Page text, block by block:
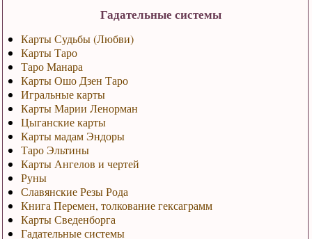
Гадательные системы
Карты Судьбы (Любви)
Карты Таро
Таро Манара
Карты Ошо Дзен Таро
Игральные карты
Карты Марии Ленорман
Цыганские карты
Карты мадам Эндоры
Таро Эльтины
Карты Ангелов и чертей
Руны
Славянские Резы Рода
Книга Перемен, толкование гексаграмм
Карты Сведенборга
Гадательные системы